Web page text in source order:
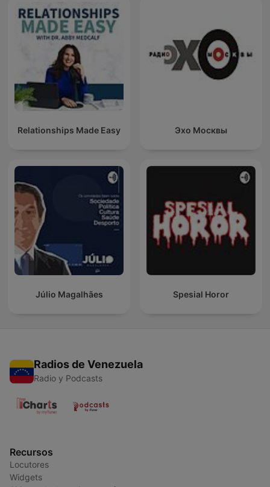
Relationships Made Easy Эхо Москвы
Júlio Magalhães Spesial Horor
Radios de Venezuela
Radio y Podcasts
Recursos
Locutores
Widgets